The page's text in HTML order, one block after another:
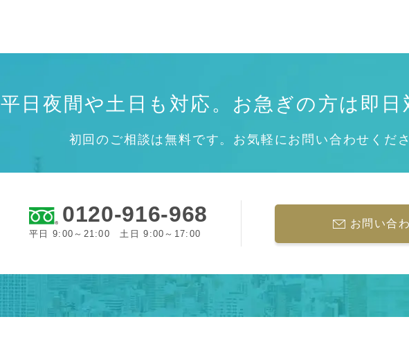
平日夜間や土日も対応。 お急ぎの方は即日
初回のご相談は無料です。お気軽にお問い合わせくださ
0120-916-968
平日 9:00～21:00 土日 9:00～17:00
お問い合